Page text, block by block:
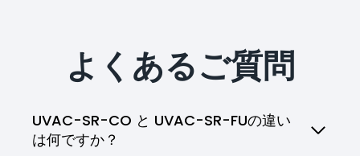
よくあるご質問
UVAC-SR-CO と UVAC-SR-FUの違い
は何ですか？